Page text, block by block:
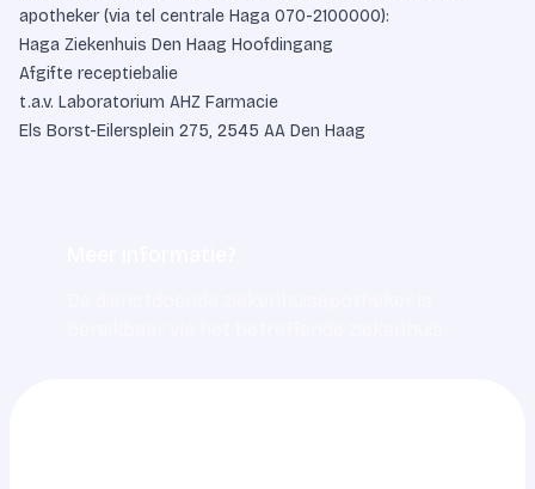
apotheker (via tel centrale Haga 070-2100000):
Haga Ziekenhuis Den Haag Hoofdingang
Afgifte receptiebalie
t.a.v. Laboratorium AHZ Farmacie
Els Borst-Eilersplein 275, 2545 AA Den Haag